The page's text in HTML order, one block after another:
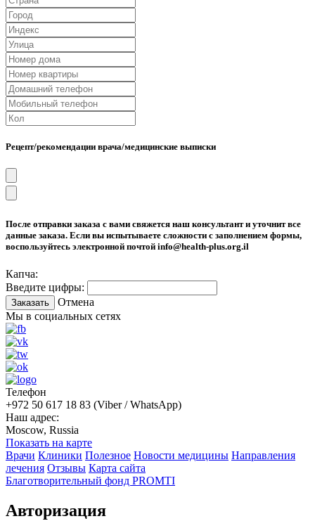
Рецепт/рекомендации врача/медицинские выписки
После отправки заказа с вами свяжется наш консультант и уточнит все
данные заказа. Если вы испытываете сложности с заполнением формы,
воспользуйтесь электронной почтой info@health-plus.org.il
Капча:
Введите цифры:
Заказать
Отмена
Мы в социальных сетях
Телефон
+972 50 617 18 83 (Viber / WhatsApp)
Наш адрес:
Moscow, Russia
Показать на карте
Врачи Клиники Полезное Новости медицины Направления
лечения Отзывы Карта сайта
Благотворительный фонд PROMTI
Авторизация